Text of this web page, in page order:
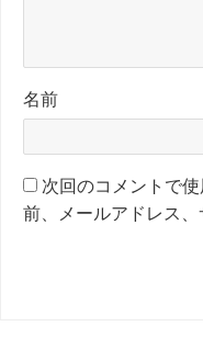
名前
次回のコメントで
前、メールアドレス、